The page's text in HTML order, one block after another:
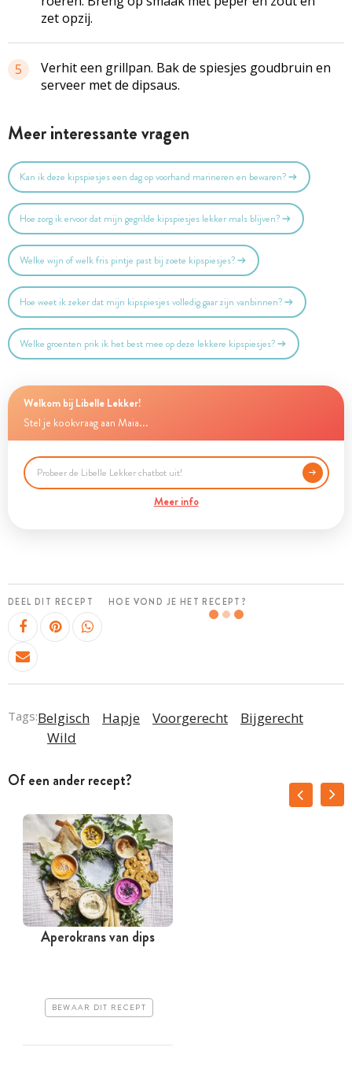
zet opzij.
5 Verhit een grillpan. Bak de spiesjes goudbruin en
serveer met de dipsaus.
Meer interessante vragen
Kan ik deze kipspiesjes een dag op voorhand marineren en bewaren?
Hoe zorg ik ervoor dat mijn gegrilde kipspiesjes lekker mals blijven?
Welke wijn of welk fris pintje past bij zoete kipspiesjes?
Hoe weet ik zeker dat mijn kipspiesjes volledig gaar zijn vanbinnen?
Welke groenten prik ik het best mee op deze lekkere kipspiesjes?
Welkom bij Libelle Lekker!
Stel je kookvraag aan Maia...
Meer info
DEEL DIT RECEPT HOE VOND JE HET RECEPT?
Tags:Belgisch Hapje Voorgerecht
Bijgerecht
Wild
Of een ander recept?
Aperokrans van dips
BEWAAR DIT RECEPT